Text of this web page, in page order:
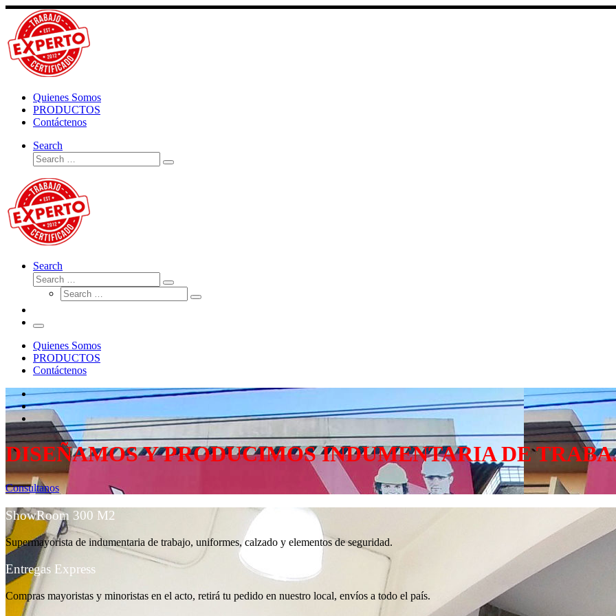
Skip
content
Quienes Somos
PRODUCTOS
Contáctenos
Search
Search
Search
Search
Search
Search
Search
Search
Menu
Quienes Somos
PRODUCTOS
Contáctenos
fab
fa-
whatsapp
fab
facebook
fa-
instagram
DISEÑAMOS Y PRODUCIMOS INDUMENTARIA DE
Consultanos
ShowRoom 300 M2
Supermayorista de indumentaria de trabajo, uniformes, calzado y elementos de seguridad.
Entregas Express
Compras mayoristas y minoristas en el acto, retirá tu pedido en nuestro local, envíos a todo el país.